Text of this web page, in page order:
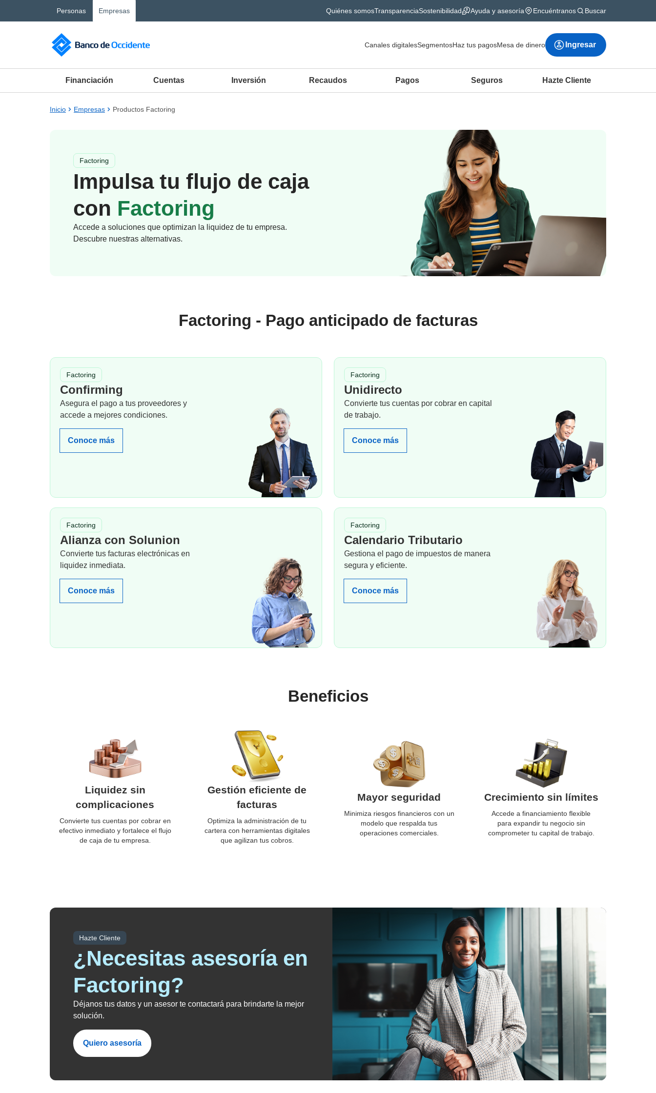
Saltar al contenido principal
Personas Empresas Quiénes somosTransparenciaSostenibilidad Ayuda y asesoría Encuéntranos Buscar
Canales digitalesSegmentosHaz tus pagosMesa de dinero Ingresar
Financiación Cuentas Inversión Recaudos Pagos Seguros Hazte Cliente
Inicio Empresas Productos Factoring
Factoring
Impulsa tu flujo de caja
con Factoring
Accede a soluciones que optimizan la liquidez de tu empresa.
Descubre nuestras alternativas.
Factoring - Pago anticipado de facturas
Factoring
Confirming
Asegura el pago a tus proveedores y
accede a mejores condiciones.
Conoce más
Factoring
Unidirecto
Convierte tus cuentas por cobrar en capital
de trabajo.
Conoce más
Factoring
Alianza con Solunion
Convierte tus facturas electrónicas en
liquidez inmediata.
Conoce más
Factoring
Calendario Tributario
Gestiona el pago de impuestos de manera
segura y eficiente.
Conoce más
Beneficios
Liquidez sin
complicaciones
Convierte tus cuentas por cobrar en
efectivo inmediato y fortalece el flujo
de caja de tu empresa.
Gestión eficiente de
facturas
Optimiza la administración de tu
cartera con herramientas digitales
que agilizan tus cobros.
Mayor seguridad
Minimiza riesgos financieros con un
modelo que respalda tus
operaciones comerciales.
Crecimiento sin límites
Accede a financiamiento flexible
para expandir tu negocio sin
comprometer tu capital de trabajo.
Hazte Cliente
¿Necesitas asesoría en
Factoring?
Déjanos tus datos y un asesor te contactará para brindarte la mejor
solución.
Quiero asesoría